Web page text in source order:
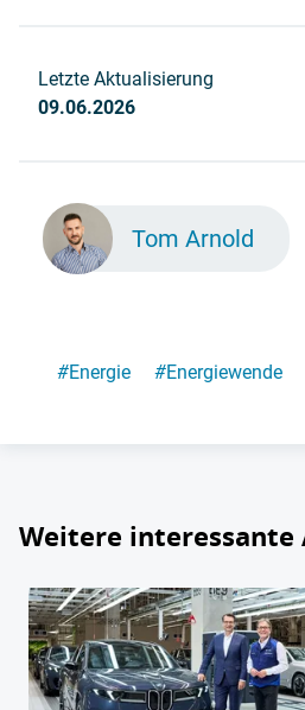
Letzte Aktualisierung
09.06.2026
Tom Arnold
#Energie #Energiewende
Weitere